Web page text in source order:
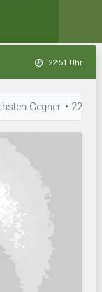
22:51 Uhr
Gegner. • 22:49